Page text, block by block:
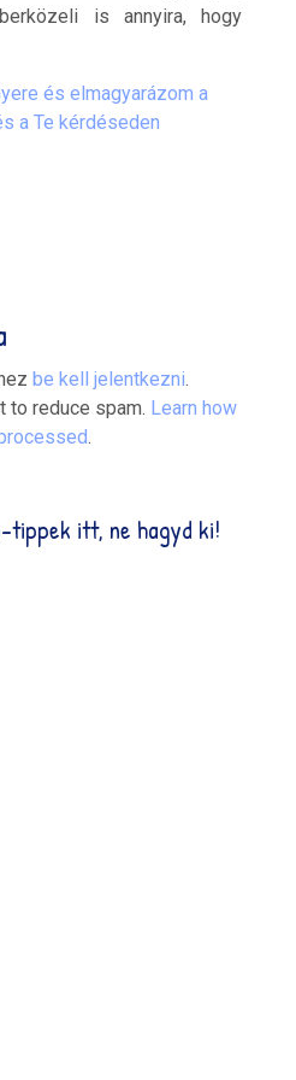
is annyira, hogy
és elmagyarázom a
a Te kérdéseden
be kell jelentkezni.
to reduce spam. Learn how
.
tippek itt, ne hagyd ki!